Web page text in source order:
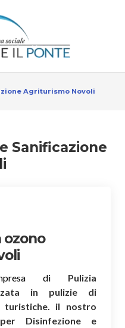
Agriturismo Novoli
Sanificazione
ozono
di Pulizia
in pulizie di
il nostro
Disinfezione e